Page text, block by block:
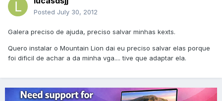
Posted July 30, 2012
Galera preciso de ajuda, preciso salvar minhas kexts.
Quero instalar o Mountain Lion dai eu preciso salvar elas porque
foi dificil de achar a da minha vga.... tive que adaptar ela.